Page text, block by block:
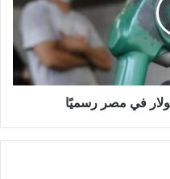
في مصر رسميًا